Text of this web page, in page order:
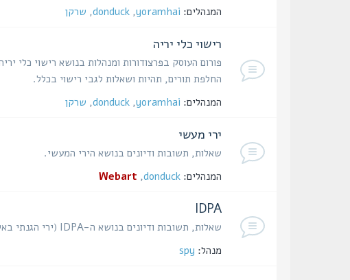
המנהלים: yoramhai
,
donduck
, שרקן
רישוי כלי יריה
פורום העוסק בפרצודורות ומנהלות בנושא רישוי כלי
החלפת תורים, תהיות ושאלות לגבי רישוי בכלל.
המנהלים: yoramhai
,
donduck
, שרקן
ירי מעשי
שאלות, תשובות ודיונים בנושא הירי המעשי.
המנהלים: donduck
,
Webart
IDPA
שאלות, תשובות ודיונים בנושא ה-IDPA (ירי הגנתי באקדח).
מנהל: spy